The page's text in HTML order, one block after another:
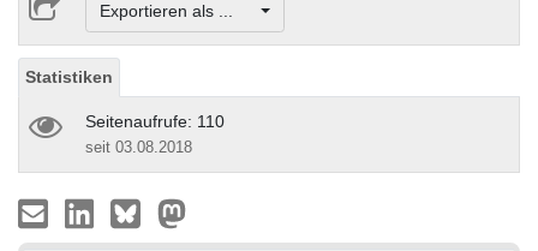
Exportieren als ...
Statistiken
Seitenaufrufe: 110
seit 03.08.2018